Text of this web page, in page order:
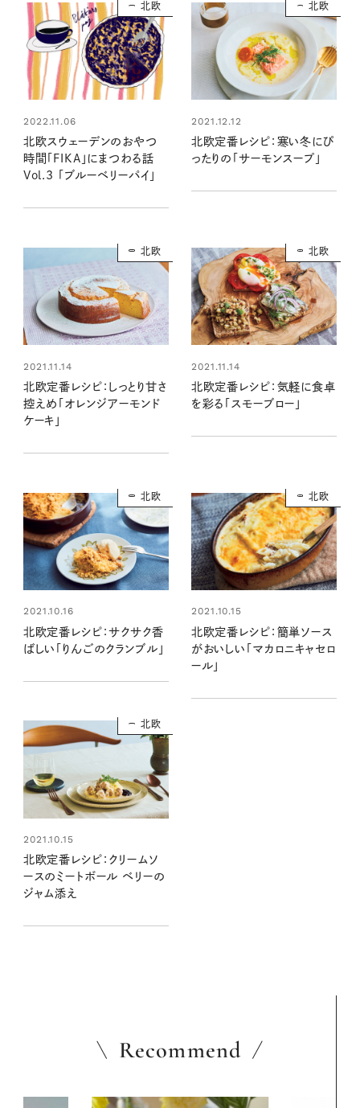
北欧
2022.11.06
北欧スウェーデンのおやつ
時間「FIKA」にまつわる話
Vol.3 「ブルーベリーパイ」
北欧
2021.12.12
北欧定番レシピ：寒い冬にぴ
ったりの「サーモンスープ」
北欧
2021.11.14
北欧定番レシピ：しっとり甘さ
控えめ「オレンジアーモンド
ケーキ」
北欧
2021.11.14
北欧定番レシピ：気軽に食卓
を彩る「スモーブロー」
北欧
2021.10.16
北欧定番レシピ：サクサク香
ばしい「りんごのクランブル」
北欧
2021.10.15
北欧定番レシピ：簡単ソース
がおいしい「マカロニキャセロ
ール」
北欧
2021.10.15
北欧定番レシピ：クリームソ
ースのミートボール ベリーの
ジャム添え
Recommend